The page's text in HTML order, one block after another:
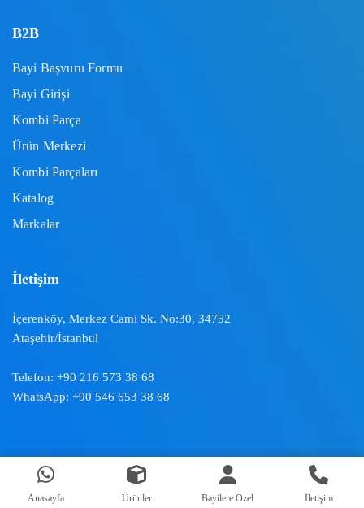
B2B
Bayi Başvuru Formu
Bayi Girişi
Kombi Parça
Ürün Merkezi
Kombi Parçaları
Katalog
Markalar
İletişim
İçerenköy, Merkez Cami Sk. No:30, 34752
Ataşehir/İstanbul
Telefon: +90 216 573 38 68
WhatsApp: +90 546 653 38 68
Doğal İklimlendirme ™ | 2024
Anasayfa Ürünler Bayilere Özel İletişim